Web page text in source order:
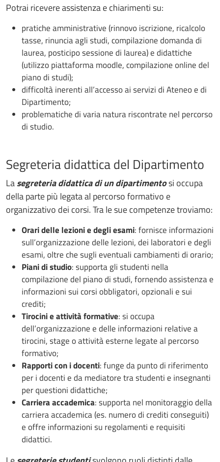
Potrai ricevere assistenza e chiarimenti su:
pratiche amministrative (rinnovo iscrizione, ricalcolo
tasse, rinuncia agli studi, compilazione domanda di
laurea, posticipo sessione di laurea) e didattiche
(utilizzo piattaforma moodle, compilazione online del
piano di studi);
difficoltà inerenti all’accesso ai servizi di Ateneo e di
Dipartimento;
problematiche di varia natura riscontrate nel percorso
di studio.
Segreteria didattica del Dipartimento
Lasegreteria didattica di un dipartimentosi occupa
della parte più legata al percorso formativo e
organizzativo dei corsi. Tra le sue competenze troviamo:
Orari delle lezioni e degli esami: fornisce informazioni
sull’organizzazione delle lezioni, dei laboratori e degli
esami, oltre che sugli eventuali cambiamenti di orario;
Piani di studio: supporta gli studenti nella
compilazione del piano di studi, fornendo assistenza e
informazioni sui corsi obbligatori, opzionali e sui
crediti;
Tirocini e attività formative: si occupa
dell’organizzazione e delle informazioni relative a
tirocini, stage o attività esterne legate al percorso
formativo;
Rapporti con i docenti: funge da punto di riferimento
per i docenti e da mediatore tra studenti e insegnanti
per questioni didattiche;
Carriera accademica: supporta nel monitoraggio della
carriera accademica (es. numero di crediti conseguiti)
e offre informazioni su regolamenti e requisiti
didattici.